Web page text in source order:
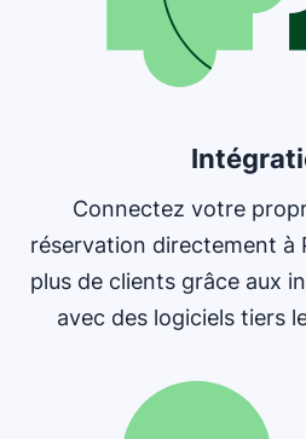
Connectez votre
réservation directement à
plus de clients grâce aux
avec des logiciels tiers